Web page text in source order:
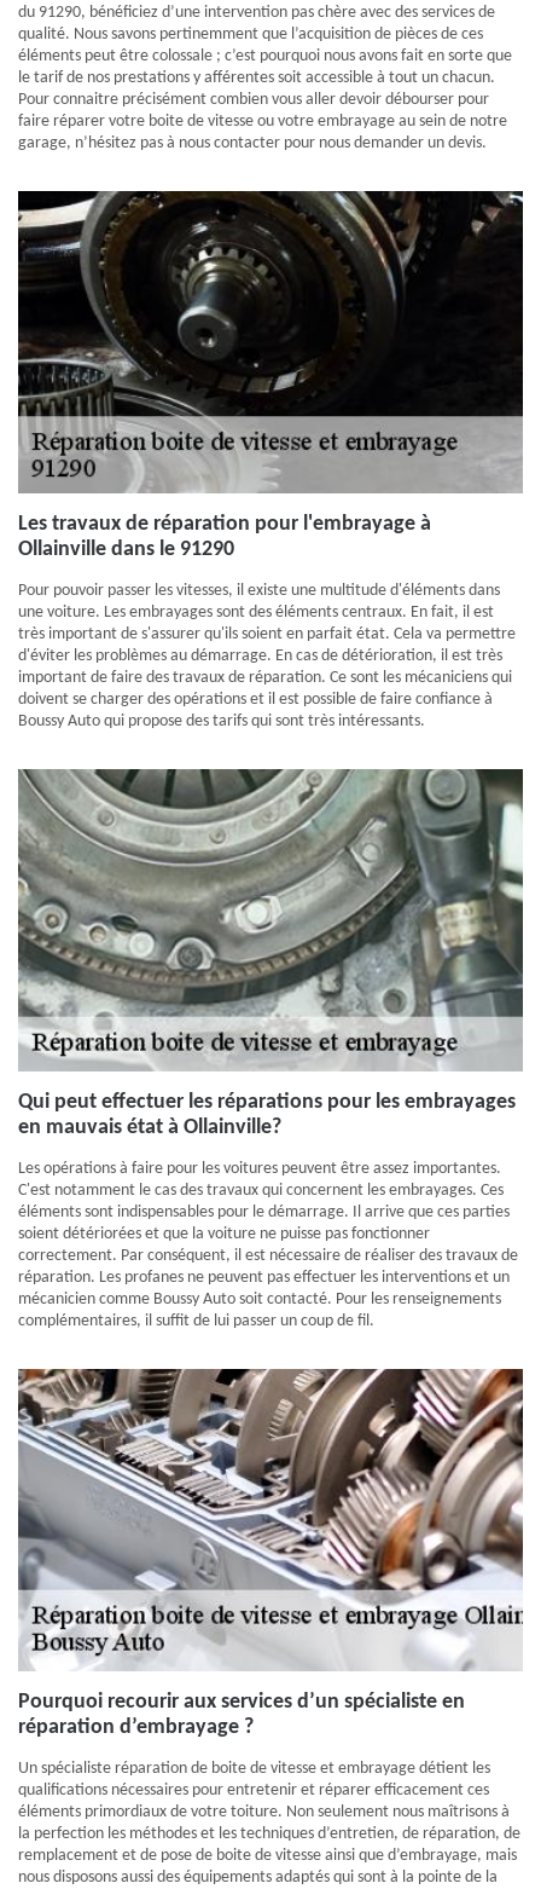
du 91290, bénéficiez d’une intervention pas chère avec des services de
qualité. Nous savons pertinemment que l’acquisition de pièces de ces
éléments peut être colossale ; c’est pourquoi nous avons fait en sorte que
le tarif de nos prestations y afférentes soit accessible à tout un chacun.
Pour connaitre précisément combien vous aller devoir débourser pour
faire réparer votre boite de vitesse ou votre embrayage au sein de notre
garage, n’hésitez pas à nous contacter pour nous demander un devis.
Les travaux de réparation pour l'embrayage à
Ollainville dans le 91290
Pour pouvoir passer les vitesses, il existe une multitude d'éléments dans
une voiture. Les embrayages sont des éléments centraux. En fait, il est
très important de s'assurer qu'ils soient en parfait état. Cela va permettre
d'éviter les problèmes au démarrage. En cas de détérioration, il est très
important de faire des travaux de réparation. Ce sont les mécaniciens qui
doivent se charger des opérations et il est possible de faire confiance à
Boussy Auto qui propose des tarifs qui sont très intéressants.
Qui peut effectuer les réparations pour les embrayages
en mauvais état à Ollainville?
Les opérations à faire pour les voitures peuvent être assez importantes.
C'est notamment le cas des travaux qui concernent les embrayages. Ces
éléments sont indispensables pour le démarrage. Il arrive que ces parties
soient détériorées et que la voiture ne puisse pas fonctionner
correctement. Par conséquent, il est nécessaire de réaliser des travaux de
réparation. Les profanes ne peuvent pas effectuer les interventions et un
mécanicien comme Boussy Auto soit contacté. Pour les renseignements
complémentaires, il suffit de lui passer un coup de fil.
Pourquoi recourir aux services d’un spécialiste en
réparation d’embrayage ?
Un spécialiste réparation de boite de vitesse et embrayage détient les
qualifications nécessaires pour entretenir et réparer efficacement ces
éléments primordiaux de votre toiture. Non seulement nous maîtrisons à
la perfection les méthodes et les techniques d’entretien, de réparation, de
remplacement et de pose de boite de vitesse ainsi que d’embrayage, mais
nous disposons aussi des équipements adaptés qui sont à la pointe de la